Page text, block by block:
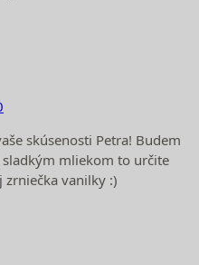
skúsenosti Petra! Budem
mliekom to určite
vanilky :)